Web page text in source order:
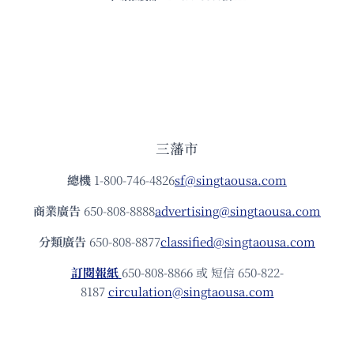
三藩市
總機 1-800-746-4826sf@singtaousa.com
商業廣告 650-808-8888advertising@singtaousa.com
分類廣告 650-808-8877classified@singtaousa.com
訂閱報紙 650-808-8866 或 短信 650-822-
8187circulation@singtaousa.com